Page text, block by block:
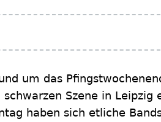
um das
Szene in Leipzig
haben sich etliche